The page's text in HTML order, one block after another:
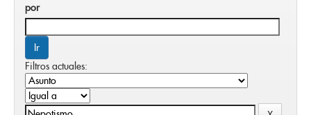
por
Filtros actuales: